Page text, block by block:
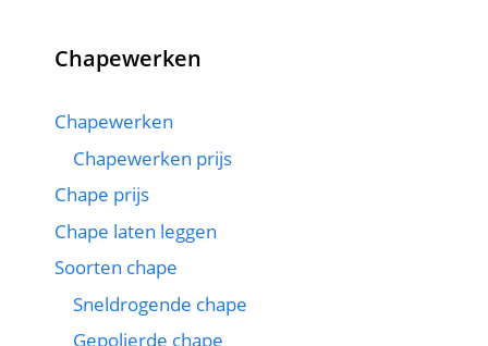
Chapewerken
Chapewerken
Chapewerken prijs
Chape prijs
Chape laten leggen
Soorten chape
Sneldrogende chape
Gepolierde chape